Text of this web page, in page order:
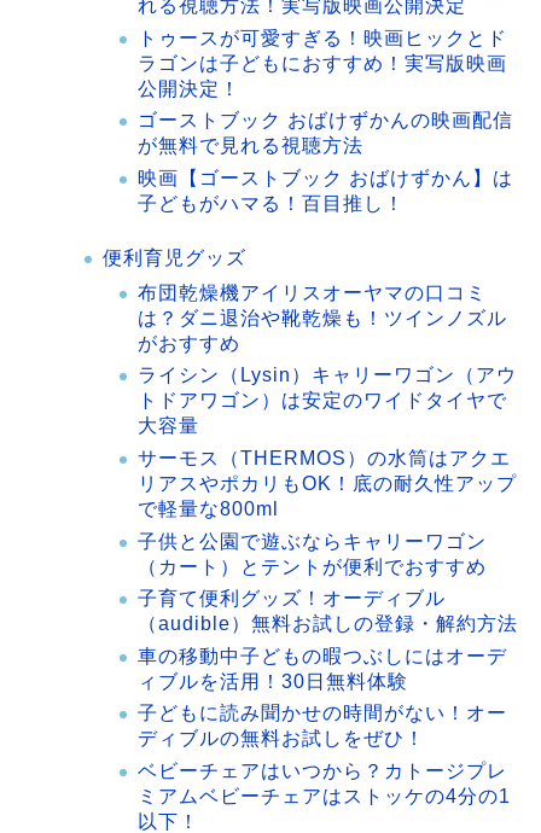
れる視聴方法！実写版映画公開決定
トゥースが可愛すぎる！映画ヒックとド
ラゴンは子どもにおすすめ！実写版映画
公開決定！
ゴーストブック おばけずかんの映画配信
が無料で見れる視聴方法
映画【ゴーストブック おばけずかん】は
子どもがハマる！百目推し！
便利育児グッズ
布団乾燥機アイリスオーヤマの口コミ
は？ダニ退治や靴乾燥も！ツインノズル
がおすすめ
ライシン（Lysin）キャリーワゴン（アウ
トドアワゴン）は安定のワイドタイヤで
大容量
サーモス（THERMOS）の水筒はアクエ
リアスやポカリもOK！底の耐久性アップ
で軽量な800ml
子供と公園で遊ぶならキャリーワゴン
（カート）とテントが便利でおすすめ
子育て便利グッズ！オーディブル
（audible）無料お試しの登録・解約方法
車の移動中子どもの暇つぶしにはオーデ
ィブルを活用！30日無料体験
子どもに読み聞かせの時間がない！オー
ディブルの無料お試しをぜひ！
ベビーチェアはいつから？カトージプレ
ミアムベビーチェアはストッケの4分の1
以下！